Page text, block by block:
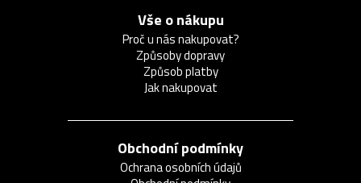
Vše o nákupu
Proč u nás nakupovat?
Způsoby dopravy
Způsob platby
Jak nakupovat
Obchodní podmínky
Ochrana osobních údajů